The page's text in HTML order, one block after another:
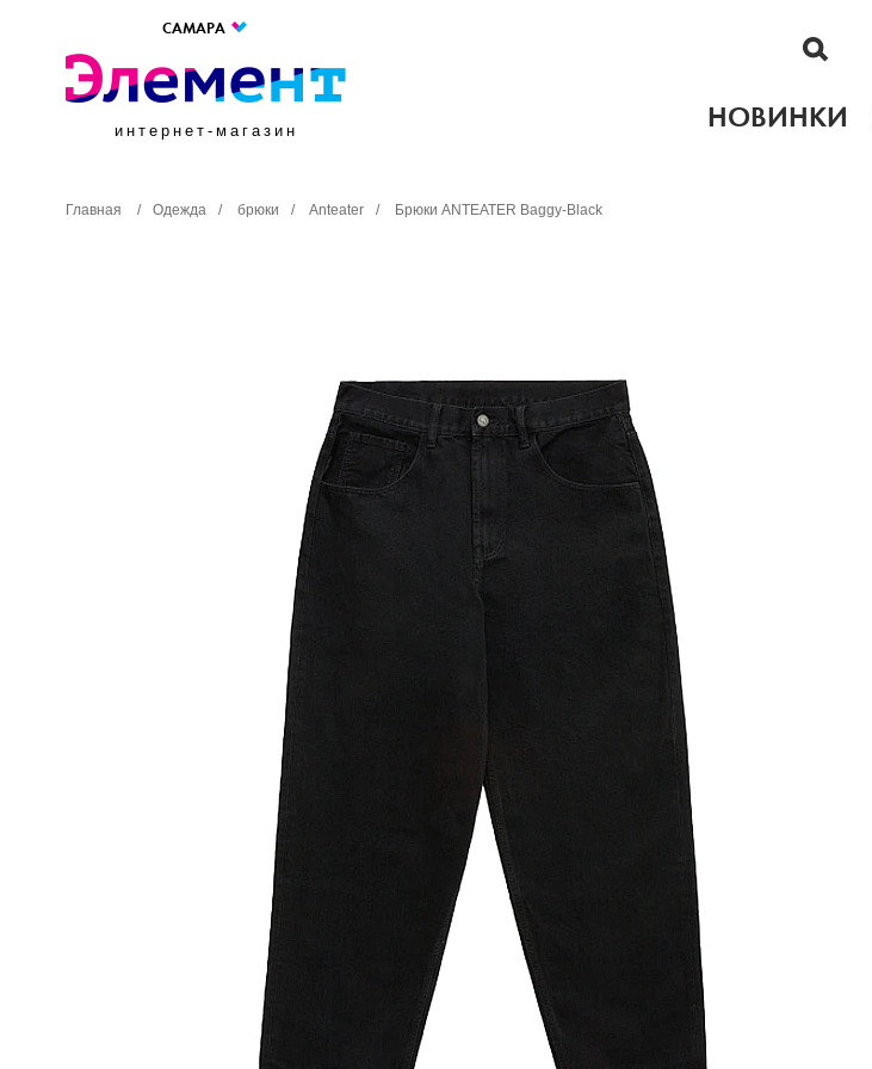
САМАРА
интернет-магазин НОВИНКИ
Главная / Одежда / брюки / Anteater / Брюки ANTEATER Baggy-Black